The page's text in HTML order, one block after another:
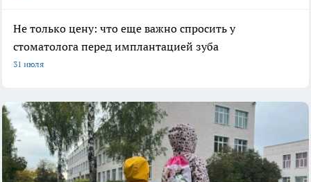
Не только цену: что еще важно спросить у
стоматолога перед имплантацией зуба
31 июля